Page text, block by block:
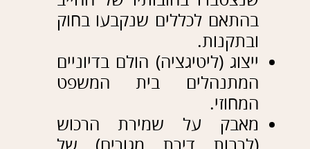
את אחד הבנקים הגדולים, ולמד להכיר
היטב את רזי המערכת הבנקאית מבפנים,
על תחבולותיה ושיקוליה.
בהתאם, זה עשרות שנים שמשרד עו"ד
פשיטת רגל, והסדרי חובות.